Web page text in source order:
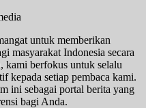
untuk memberikan
masyarakat Indonesia secara
kami berfokus untuk selalu
kepada setiap pembaca kami.
ini sebagai portal berita yang
bagi Anda.